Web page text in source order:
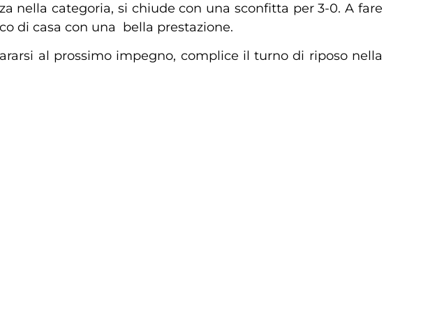
nella categoria, si chiude con una sconfitta per 3-0. A fare
di casa con una bella prestazione.
al prossimo impegno, complice il turno di riposo nella